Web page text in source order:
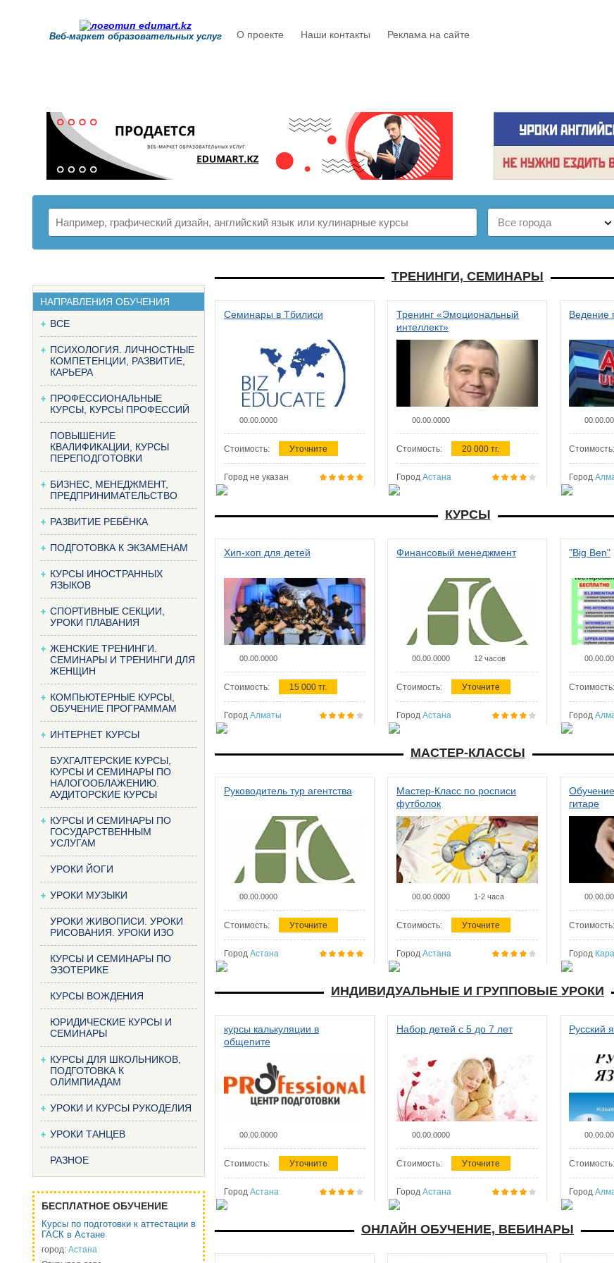
Веб-маркет образовательных услуг О проекте Наши контакты Реклама на сайте
НАПРАВЛЕНИЯ ОБУЧЕНИЯ
ВСЕ
ПСИХОЛОГИЯ. ЛИЧНОСТНЫЕ
КОМПЕТЕНЦИИ, РАЗВИТИЕ,
КАРЬЕРА
ПРОФЕССИОНАЛЬНЫЕ
КУРСЫ, КУРСЫ ПРОФЕССИЙ
ПОВЫШЕНИЕ
КВАЛИФИКАЦИИ, КУРСЫ
ПЕРЕПОДГОТОВКИ
БИЗНЕС, МЕНЕДЖМЕНТ,
ПРЕДПРИНИМАТЕЛЬСТВО
РАЗВИТИЕ РЕБЁНКА
ПОДГОТОВКА К ЭКЗАМЕНАМ
КУРСЫ ИНОСТРАННЫХ
ЯЗЫКОВ
СПОРТИВНЫЕ СЕКЦИИ,
УРОКИ ПЛАВАНИЯ
ЖЕНСКИЕ ТРЕНИНГИ.
СЕМИНАРЫ И ТРЕНИНГИ ДЛЯ
ЖЕНЩИН
КОМПЬЮТЕРНЫЕ КУРСЫ,
ОБУЧЕНИЕ ПРОГРАММАМ
ИНТЕРНЕТ КУРСЫ
БУХГАЛТЕРСКИЕ КУРСЫ,
КУРСЫ И СЕМИНАРЫ ПО
НАЛОГООБЛАЖЕНИЮ.
АУДИТОРСКИЕ КУРСЫ
КУРСЫ И СЕМИНАРЫ ПО
ГОСУДАРСТВЕННЫМ
УСЛУГАМ
УРОКИ ЙОГИ
УРОКИ МУЗЫКИ
УРОКИ ЖИВОПИСИ. УРОКИ
РИСОВАНИЯ. УРОКИ ИЗО
КУРСЫ И СЕМИНАРЫ ПО
ЭЗОТЕРИКЕ
КУРСЫ ВОЖДЕНИЯ
ЮРИДИЧЕСКИЕ КУРСЫ И
СЕМИНАРЫ
КУРСЫ ДЛЯ ШКОЛЬНИКОВ,
ПОДГОТОВКА К
ОЛИМПИАДАМ
УРОКИ И КУРСЫ РУКОДЕЛИЯ
УРОКИ ТАНЦЕВ
РАЗНОЕ
БЕСПЛАТНОЕ ОБУЧЕНИЕ
Курсы по подготовки к аттестации в
ГАСК в Астане
город: Астана
ТРЕНИНГИ, СЕМИНАРЫ
Семинары в Тбилиси
00.00.0000
Стоимость: Уточните
Город не указан
Тренинг «Эмоциональный
интеллект»
00.00.0000
Стоимость: 20 000 тг.
Город Астана
Ведение
Стоимость:
Город
КУРСЫ
Хип-хоп для детей
00.00.0000
Стоимость: 15 000 тг.
Город Алматы
Финансовый менеджмент
00.00.0000 12 часов
Стоимость: Уточните
Город Астана
"Big Ben"
Стоимость:
Город
МАСТЕР-КЛАССЫ
Руководитель тур агентства
00.00.0000
Стоимость: Уточните
Город Астана
Мастер-Класс по росписи
футболок
00.00.0000 1-2 часа
Стоимость: Уточните
Город Астана
гитаре
Стоимость:
Город
ИНДИВИДУАЛЬНЫЕ И ГРУППОВЫЕ УРОКИ
курсы калькуляции в
общепите
00.00.0000
Стоимость: Уточните
Город Астана
Набор детей с 5 до 7 лет
00.00.0000
Стоимость: Уточните
Город Астана
Русский
Стоимость:
Город
ОНЛАЙН ОБУЧЕНИЕ, ВЕБИНАРЫ